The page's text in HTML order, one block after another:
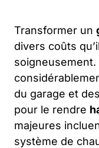
Transformer un
divers coûts
du garage et
pour le rendre
majeures
système de